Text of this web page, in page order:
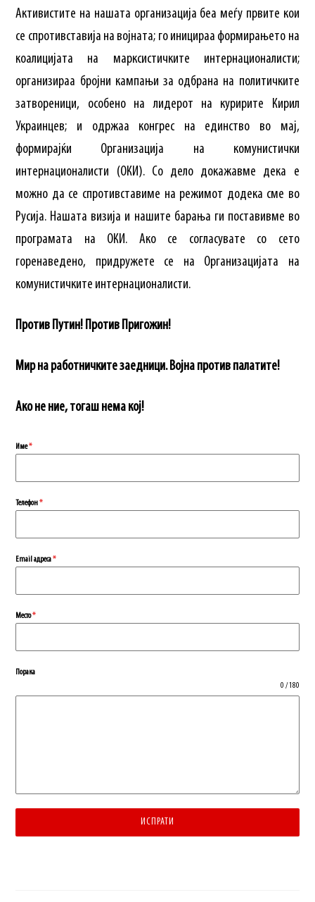
Активистите на нашата организација беа меѓу првите кои
се спротивставија на војната; го иницираа формирањето на
коалицијата на марксистичките интернационалисти;
организираа бројни кампањи за одбрана на политичките
затвореници, особено на лидерот на куририте Кирил
Украинцев; и одржаа конгрес на единство во мај,
формирајќи Организација на комунистички
интернационалисти (ОКИ). Со дело докажавме дека е
можно да се спротивставиме на режимот додека сме во
Русија. Нашата визија и нашите барања ги поставивме во
програмата на ОКИ. Ако се согласувате со сето
горенаведено, придружете се на Организацијата на
комунистичките интернационалисти.
Против Путин! Против Пригожин!
Мир на работничките заедници. Војна против палатите!
Ако не ние, тогаш нема кој!
Име*
Телефон*
Еmail адреса*
Место*
Порака
0 / 180
ИСПРАТИ